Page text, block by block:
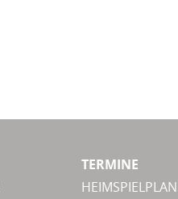
TERMINE
HEIMSPIELPLAN